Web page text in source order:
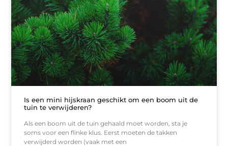
Is een mini hijskraan geschikt om een boom uit de
tuin te verwijderen?
Als een boom uit de tuin gehaald moet worden, sta je
soms voor een flinke klus. Eerst moeten de takken
verwijderd worden (vaak met een